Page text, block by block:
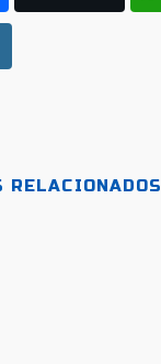
RELACIONADOS